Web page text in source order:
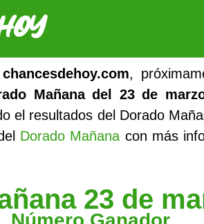
chancesdehoy.com,
Mañana del 23 de
el resultados del Dorado
Dorado Mañana con más
23 de